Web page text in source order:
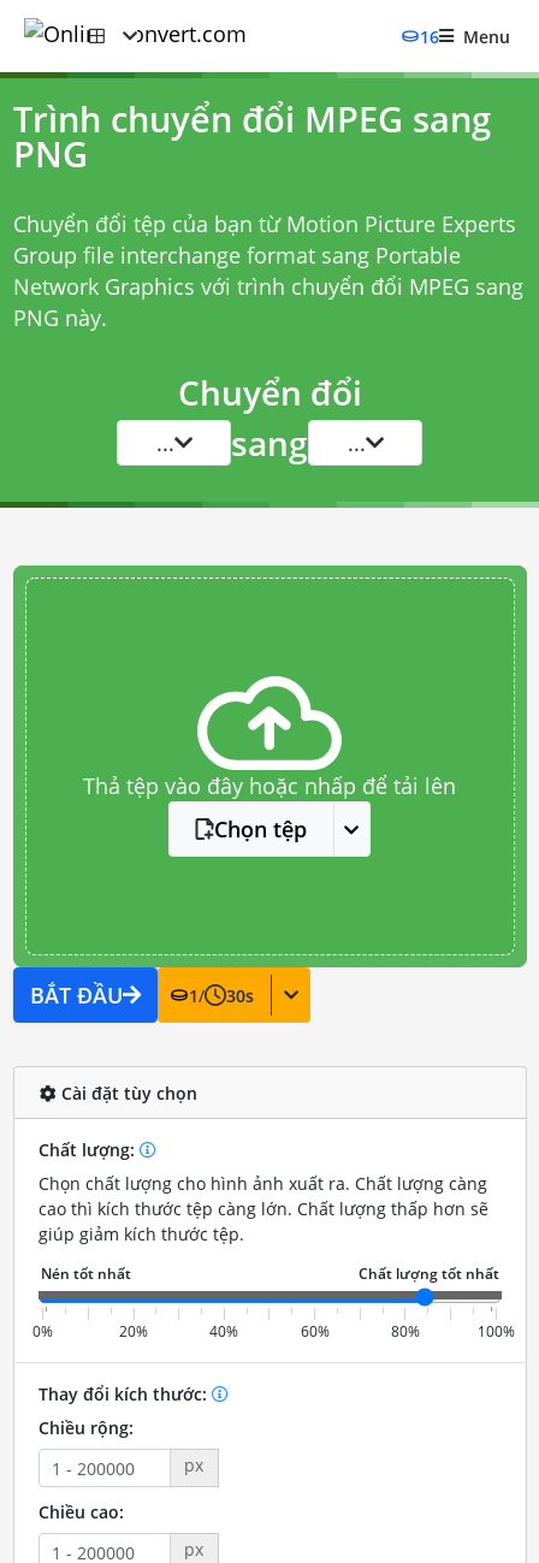
16 Menu
Trình chuyển đổi MPEG sang
PNG
Chuyển đổi tệp của bạn từ Motion Picture Experts
Group file interchange format sang Portable
Network Graphics với trình chuyển đổi MPEG sang
PNG này.
Chuyển đổi
... sang ...
Thả tệp vào đây hoặc nhấp để tải lên
Chọn tệp
BẮT ĐẦU 1/ 30s
Cài đặt tùy chọn
Chất lượng:
Chọn chất lượng cho hình ảnh xuất ra. Chất lượng càng
cao thì kích thước tệp càng lớn. Chất lượng thấp hơn sẽ
giúp giảm kích thước tệp.
0% 20% 40% 60% 80% 100%
Thay đổi kích thước:
Chiều rộng:
px
Chiều cao:
px